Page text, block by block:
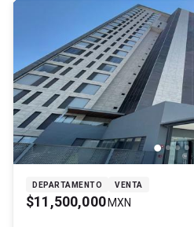
DEPARTAMENTO VENTA
$11,500,000 MXN